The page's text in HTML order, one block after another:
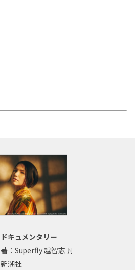
ドキュメンタリー
著：Superfly 越智志帆
新潮社